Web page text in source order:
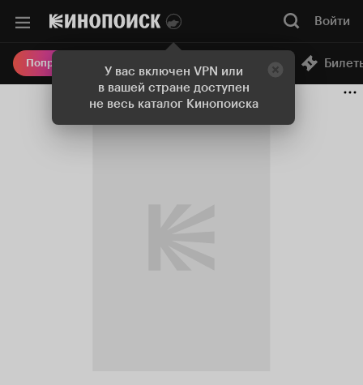
У вас включен VPN или
в вашей стране доступен
не весь каталог Кинопоиска
Войти
Попробовать Плюс Онлайн-кинотеатр